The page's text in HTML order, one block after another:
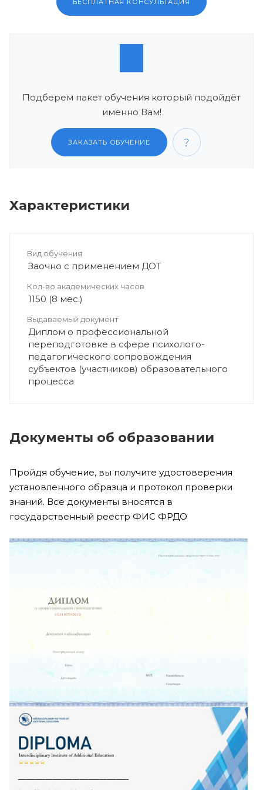
БЕСПЛАТНАЯ КОНСУЛЬТАЦИЯ
Подберем пакет обучения который подойдёт
именно Вам!
ЗАКАЗАТЬ ОБУЧЕНИЕ
Характеристики
Вид обучения
Заочно с применением ДОТ
Кол-во академических часов
1150 (8 мес.)
Выдаваемый документ
Диплом о профессиональной
переподготовке в сфере психолого-
педагогического сопровождения
субъектов (участников) образовательного
процесса
Документы об образовании
Пройдя обучение, вы получите удостоверения
установленного образца и протокол проверки
знаний. Все документы вносятся в
государственный реестр ФИС ФРДО